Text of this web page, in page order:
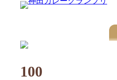
100